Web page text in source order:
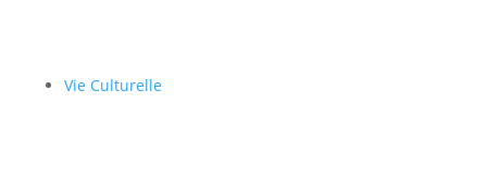
Vie Culturelle